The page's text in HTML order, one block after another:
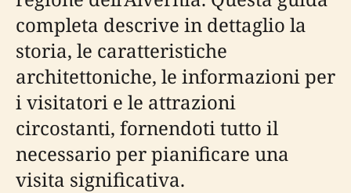
completa descrive in dettaglio la
storia, le caratteristiche
architettoniche, le informazioni per
i visitatori e le attrazioni
circostanti, fornendoti tutto il
necessario per pianificare una
visita significativa.